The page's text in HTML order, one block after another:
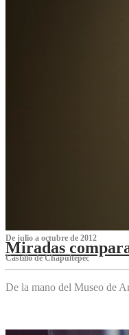
De julio a octubre de 2012
Miradas
Castillo de Chapultepec
De la mano del Museo de